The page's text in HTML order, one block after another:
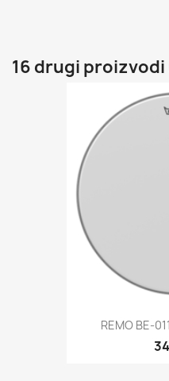
16 drugi
REMO BE-